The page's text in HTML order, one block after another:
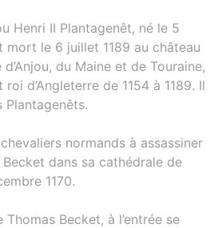
Henri II Plantagenêt, né le 5
mort le 6 juillet 1189 au château
du Maine et de Touraine,
d’Angleterre de 1154 à 1189. Il
normands à assassiner
Becket dans sa cathédrale de
1170.
Becket, à l’entrée se